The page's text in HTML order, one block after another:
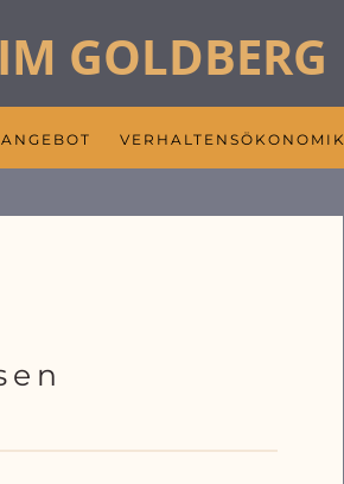
VERHALTENSÖKONOMIK